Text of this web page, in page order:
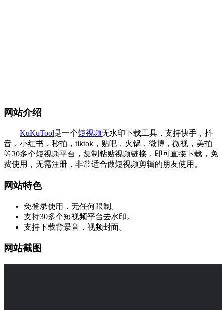
网站介绍
KuKuTool是一个短视频无水印下载工具，支持快手，抖
音，小红书，秒拍，tiktok，贴吧，火锅，微博，微视，美拍
等30多个短视频平台，复制粘贴视频链接，即可直接下载，免
费使用，无需注册，非常适合做短视频剪辑的朋友使用。
网站特色
免登录使用，无任何限制。
支持30多个短视频平台去水印。
支持下载背景音，视频封面。
网站截图